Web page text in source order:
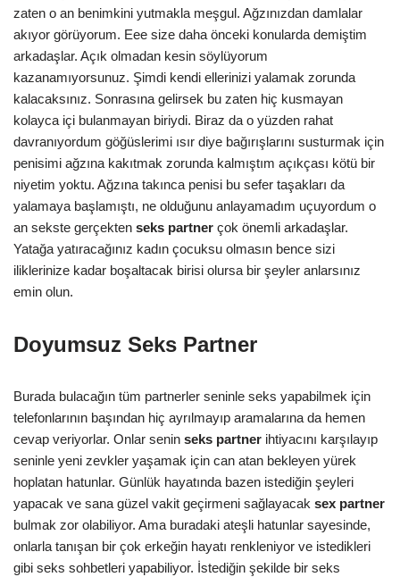
zaten o an benimkini yutmakla meşgul. Ağzınızdan damlalar
akıyor görüyorum. Eee size daha önceki konularda demiştim
arkadaşlar. Açık olmadan kesin söylüyorum
kazanamıyorsunuz. Şimdi kendi ellerinizi yalamak zorunda
kalacaksınız. Sonrasına gelirsek bu zaten hiç kusmayan
kolayca içi bulanmayan biriydi. Biraz da o yüzden rahat
davranıyordum göğüslerimi ısır diye bağırışlarını susturmak için
penisimi ağzına kakıtmak zorunda kalmıştım açıkçası kötü bir
niyetim yoktu. Ağzına takınca penisi bu sefer taşakları da
yalamaya başlamıştı, ne olduğunu anlayamadım uçuyordum o
an sekste gerçekten seks partner çok önemli arkadaşlar.
Yatağa yatıracağınız kadın çocuksu olmasın bence sizi
iliklerinize kadar boşaltacak birisi olursa bir şeyler anlarsınız
emin olun.
Doyumsuz Seks Partner
Burada bulacağın tüm partnerler seninle seks yapabilmek için
telefonlarının başından hiç ayrılmayıp aramalarına da hemen
cevap veriyorlar. Onlar senin seks partner ihtiyacını karşılayıp
seninle yeni zevkler yaşamak için can atan bekleyen yürek
hoplatan hatunlar. Günlük hayatında bazen istediğin şeyleri
yapacak ve sana güzel vakit geçirmeni sağlayacak sex partner
bulmak zor olabiliyor. Ama buradaki ateşli hatunlar sayesinde,
onlarla tanışan bir çok erkeğin hayatı renkleniyor ve istedikleri
gibi seks sohbetleri yapabiliyor. İstediğin şekilde bir seks